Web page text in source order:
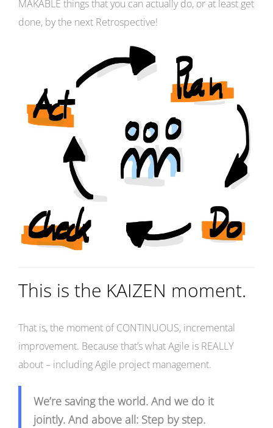
MAKABLE things that you can actually do, or at least get
done, by the next Retrospective!
This is the KAIZEN moment.
That is, the moment of CONTINUOUS, incremental
improvement. Because that’s what Agile is REALLY
about – including Agile project management.
We’re saving the world. And we do it
jointly. And above all: Step by step.